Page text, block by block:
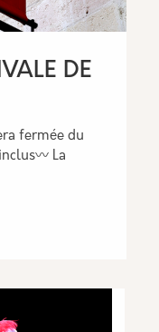
DE
fermée du
〰️ La